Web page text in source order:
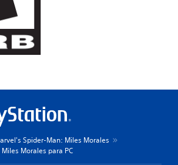
Spider-Man: Miles Morales
Morales para PC